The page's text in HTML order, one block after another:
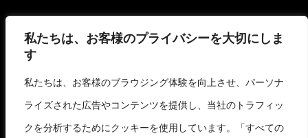
私たちは、お客様のプライバシーを大切にしま
す
私たちは、お客様のブラウジング体験を向上させ、パーソナ
ライズされた広告やコンテンツを提供し、当社のトラフィッ
クを分析するためにクッキーを使用しています。「すべての
法的ページ
クッキーポリシー
個人情報保護方針